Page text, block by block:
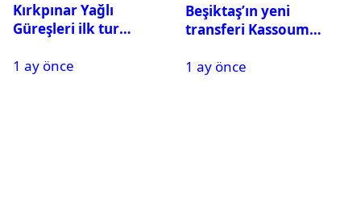
Kırkpınar Yağlı
Güreşleri ilk tur
2. tura geçen
1 ay önce
Beşiktaş’ın yeni
transferi Kassoum
gelecek? Resmi
1 ay önce